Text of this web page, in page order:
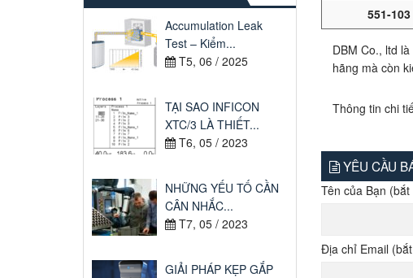
Accumulation Leak
Test – Kiểm...
T5, 06 / 2025
TẠI SAO INFICON
XTC/3 LÀ THIẾT...
T6, 05 / 2023
NHỮNG YẾU TỐ CẦN
CÂN NHẮC...
T7, 05 / 2023
GIẢI PHÁP KẸP GẮP
551-103
DBM Co., ltd
hãng mà còn
Thông tin chi
YÊU CẦU
Tên của Bạn (bắt
Địa chỉ Email